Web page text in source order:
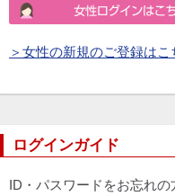
＞女性の新規のご登録はこ
ログインガイド
ID・パスワードをお忘れ